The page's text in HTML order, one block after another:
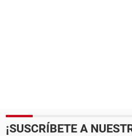
¡SUSCRÍBETE A